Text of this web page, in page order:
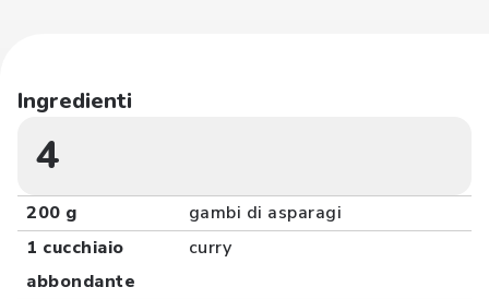
Ingredienti
4
200 g
gambi di asparagi
1 cucchiaio
abbondante
curry